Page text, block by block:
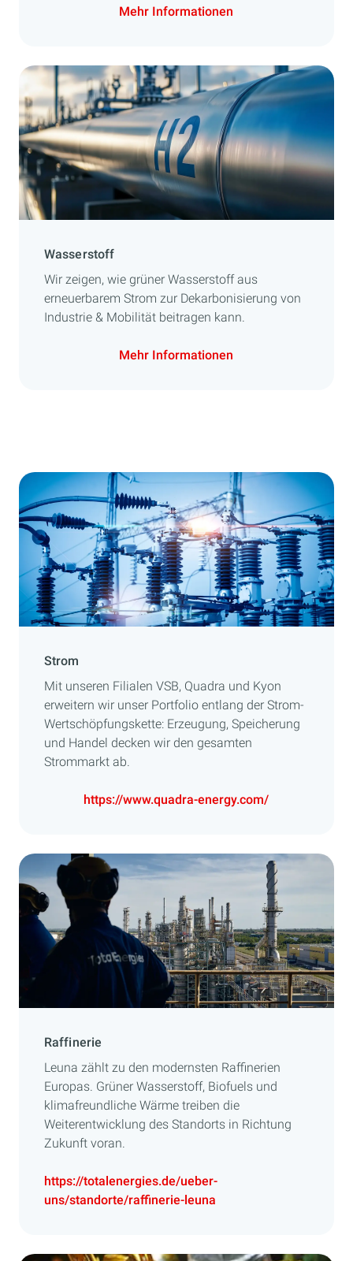
Mehr Informationen
Wasserstoff
Wir zeigen, wie grüner Wasserstoff aus
erneuerbarem Strom zur Dekarbonisierung von
Industrie & Mobilität beitragen kann.
Mehr Informationen
Strom
Mit unseren Filialen VSB, Quadra und Kyon
erweitern wir unser Portfolio entlang der Strom-
Wertschöpfungskette: Erzeugung, Speicherung
und Handel decken wir den gesamten
Strommarkt ab.
https://www.quadra-energy.com/
Raffinerie
Leuna zählt zu den modernsten Raffinerien
Europas. Grüner Wasserstoff, Biofuels und
klimafreundliche Wärme treiben die
Weiterentwicklung des Standorts in Richtung
Zukunft voran.
https://totalenergies.de/ueber-
uns/standorte/raffinerie-leuna